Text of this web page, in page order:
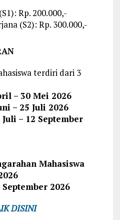
Rp. 200.000,-
(S2): Rp. 300.000,-
terdiri dari 3
– 30 Mei 2026
– 25 Juli 2026
– 12 September
Mahasiswa
2026
DISINI